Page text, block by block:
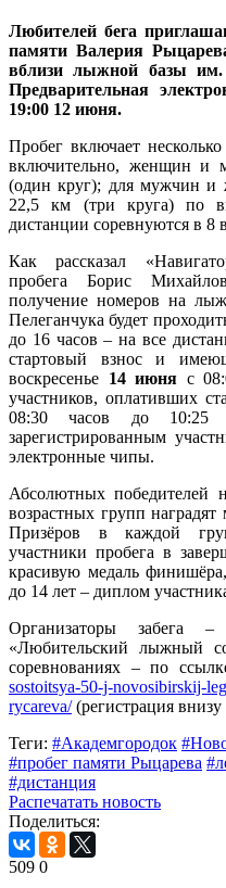
Любителей бега
памяти Валерия
вблизи лыжной базы
Предварительная
19:00 12 июня.
Пробег включает
включительно, женщин и
(один круг); для мужчин
22,5 км (три круга) по
дистанции соревнуются в 8
Как рассказал
пробега Борис
получение номеров на
Пелеганчука будет
до 16 часов – на все
стартовый взнос и
воскресенье 14 июня с
участников, оплативших
08:30 часов до 10:25
зарегистрированным
электронные чипы.
Абсолютных победителей
возрастных групп
Призёров в каждой
участники пробега в
красивую медаль
до 14 лет – диплом
Организаторы
«Любительский лыжный
соревнованиях – по
sostoitsya-50-j-novosibirskij-
rycareva/(регистрация
Теги: #Академгородок
#пробег памяти Рыцарева
#дистанция
Распечатать новость
Поделиться:
509 0